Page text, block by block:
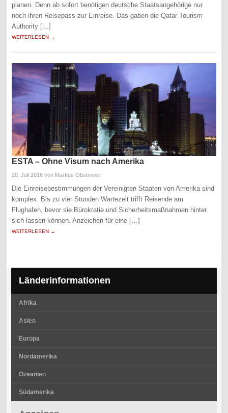
planen. Denn ab sofort benötigen deutsche Staatsangehörige nur
noch ihren Reisepass zur Einreise. Das gaben die Qatar Tourism
Authority […]
WEITERLESEN →
ESTA – Ohne Visum nach Amerika
20. Juli 2016 von Markus Obstmeier
Die Einreisebestimmungen der Vereinigten Staaten von Amerika sind
komplex. Bis zu vier Stunden Wartezeit trifft Reisende am
Flughafen, bevor sie Bürokratie und Sicherheitsmaßnahmen hinter
sich lassen können. Anzeichen für eine […]
WEITERLESEN →
Länderinformationen
Afrika
Asien
Europa
Nordamerika
Ozeanien
Südamerika